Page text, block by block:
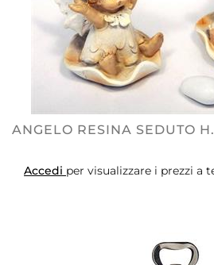
ANGELO RESINA SEDUTO
Accedi per visualizzare i prezzi a